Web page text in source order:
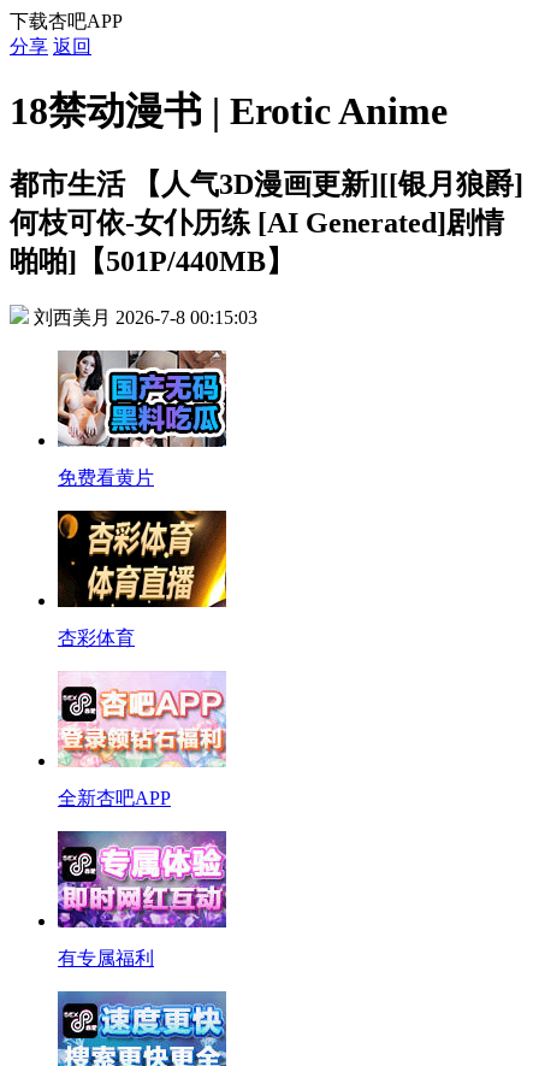
下载杏吧APP
分享 返回
18禁动漫书 | Erotic Anime
都市生活
【人气3D漫画更新][[银月狼爵]
何枝可依-女仆历练 [AI Generated]剧情
啪啪]【501P/440MB】
刘西美月 2026-7-8 00:15:03
免费看黄片
杏彩体育
全新杏吧APP
有专属福利